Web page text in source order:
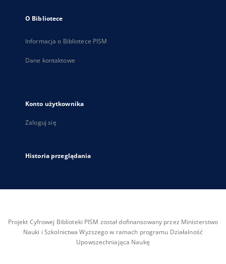
O Bibliotece
Informacja o Bibliotece PISM
Dane kontaktowe
Konto użytkownika
Zaloguj się
Historia przeglądania
Projekt Cyfrowej Biblioteki PISM został dofinansowany przez Ministerstwo
Nauki i Szkolnictwa Wyższego w ramach programu Działalność
Upowszechniająca Naukę